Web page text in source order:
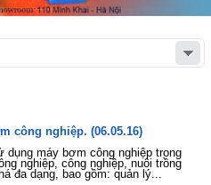
công nghiệp. (06.05.16)
dụng máy bơm công nghiệp trong
nghiệp, công nghiệp, nuôi trồng
đa dạng, bao gồm: quản lý...